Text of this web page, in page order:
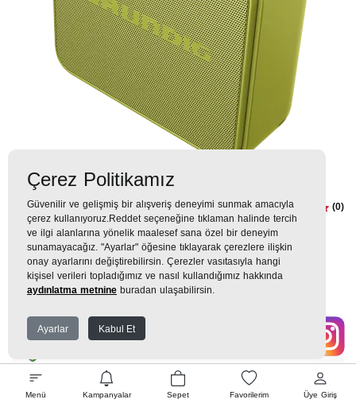
Menü Kampanyalar Sepet Favorilerim Üye Giriş
GRUNDIG Jam + Lime Grundig
Hoparlör
(0)
1.099TL
122 TLx 9 Taksit =1.099 TL Ekstra İndirim %12 =
WHATSAPP SİPARİŞ
Çerez Politikamız
Güvenilir ve gelişmiş bir alışveriş deneyimi sunmak amacıyla
çerez kullanıyoruz.Reddet seçeneğine tıklaman halinde tercih
ve ilgi alanlarına yönelik maalesef sana özel bir deneyim
sunamayacağız. "Ayarlar" öğesine tıklayarak çerezlere ilişkin
onay ayarlarını değiştirebilirsin. Çerezler vasıtasıyla hangi
kişisel verileri topladığımız ve nasıl kullandığımız hakkında
aydınlatma metnine buradan ulaşabilirsin.
Ayarlar Kabul Et